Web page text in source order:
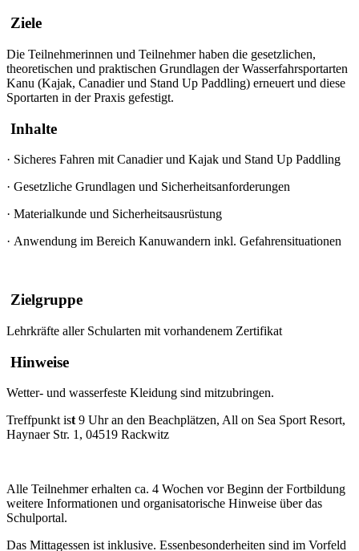
Ziele
Die Teilnehmerinnen und Teilnehmer haben die gesetzlichen,
theoretischen und praktischen Grundlagen der Wasserfahrsportarten
Kanu (Kajak, Canadier und Stand Up Paddling) erneuert und diese
Sportarten in der Praxis gefestigt.
Inhalte
· Sicheres Fahren mit Canadier und Kajak und Stand Up Paddling
· Gesetzliche Grundlagen und Sicherheitsanforderungen
· Materialkunde und Sicherheitsausrüstung
· Anwendung im Bereich Kanuwandern inkl. Gefahrensituationen
Zielgruppe
Lehrkräfte aller Schularten mit vorhandenem Zertifikat
Hinweise
Wetter- und wasserfeste Kleidung sind mitzubringen.
Treffpunkt ist 9 Uhr an den Beachplätzen, All on Sea Sport Resort,
Haynaer Str. 1, 04519 Rackwitz
Alle Teilnehmer erhalten ca. 4 Wochen vor Beginn der Fortbildung
weitere Informationen und organisatorische Hinweise über das
Schulportal.
Das Mittagessen ist inklusive. Essenbesonderheiten sind im Vorfeld